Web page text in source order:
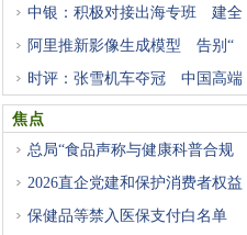
中银：积极对接出海专班 建全
阿里推新影像生成模型 告别“
时评：张雪机车夺冠 中国高端
焦点
总局“食品声称与健康科普合规
2026直企党建和保护消费者权益
保健品等禁入医保支付白名单